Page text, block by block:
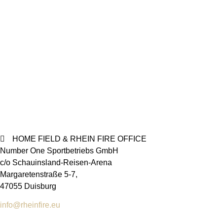
HOME FIELD & RHEIN FIRE OFFICE
Number One Sportbetriebs GmbH
c/o Schauinsland-Reisen-Arena
Margaretenstraße 5-7,
47055 Duisburg
info@rheinfire.eu